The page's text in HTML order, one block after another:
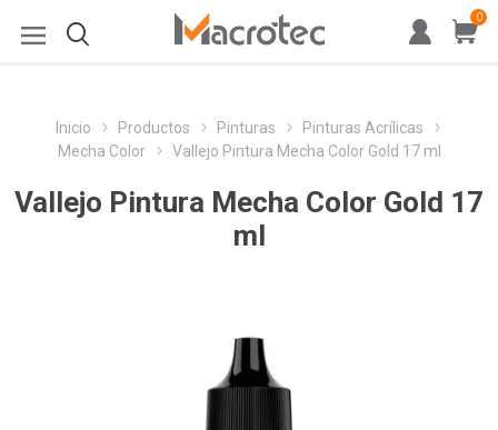
0
Inicio Productos Pinturas
Pinturas Acrílicas
Mecha Color
Vallejo Pintura Mecha Color Gold 17 ml
Vallejo Pintura Mecha Color Gold 17
ml